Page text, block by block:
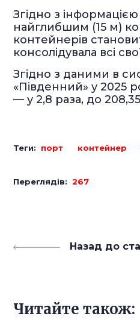
Згідно з
найглибшим (15 м)
контейнерів
консолідувала всі
Згідно з даними в
«Південний» у 2025
— у 2,8 раза, до
Теги: порт контейнер
Переглядів: 267
Назад до
Читайте також: